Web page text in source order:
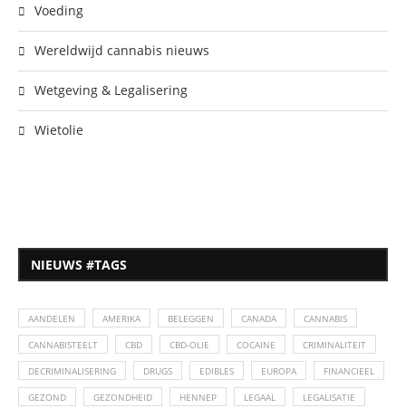
Voeding
Wereldwijd cannabis nieuws
Wetgeving & Legalisering
Wietolie
NIEUWS #TAGS
AANDELEN AMERIKA BELEGGEN CANADA CANNABIS
CANNABISTEELT CBD CBD-OLIE COCAINE CRIMINALITEIT
DECRIMINALISERING DRUGS EDIBLES EUROPA FINANCIEEL
GEZOND GEZONDHEID HENNEP LEGAAL LEGALISATIE